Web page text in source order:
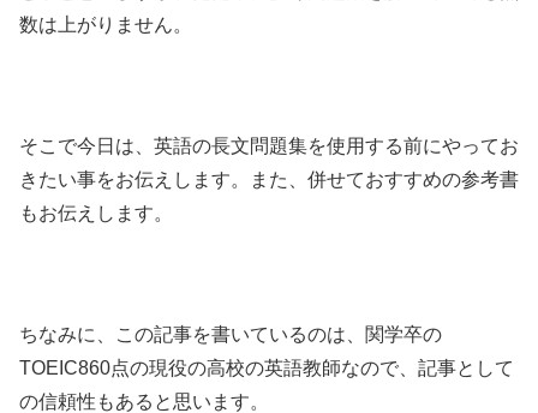
数は上がりません。
そこで今日は、英語の長文問題集を使用する前にやってお
きたい事をお伝えします。また、併せておすすめの参考書
もお伝えします。
ちなみに、この記事を書いているのは、関学卒の
TOEIC860点の現役の高校の英語教師なので、記事として
の信頼性もあると思います。